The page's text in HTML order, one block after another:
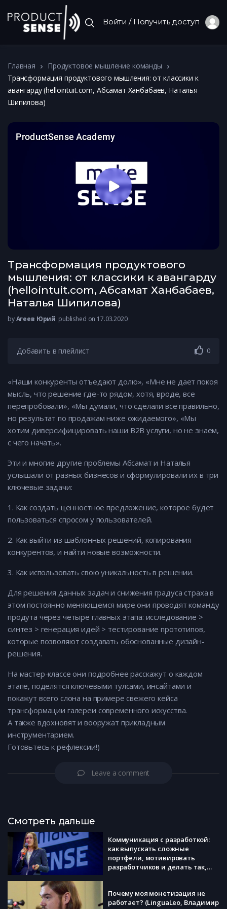
Войти / Получить доступ
Главная
Продуктовое мышление команды
Трансформация продуктового мышления: от классики к
авангарду (hellointuit.com, Абсамат Ханбабаев, Наталья
Шипилова)
Трансформация продуктового
мышления: от классики к авангарду
(hellointuit.com, Абсамат Ханбабаев,
Наталья Шипилова)
byАгеев Юрий published on 17.03.2020
Добавить в плейлист 0
«Наши конкуренты отъедают долю», «Мне не дает покоя
мысль, что решение где-то рядом, хотя, вроде, все
перепробовали», «Мы думали, что сделали все правильно,
но результат по продажам ниже ожидаемого», «Мы
хотим диверсифицировать наши B2B услуги, но не знаем,
с чего начать».
Эти и многие другие проблемы Абсамат и Наталья
услышали от разных бизнесов и сформулировали их в три
ключевые задачи:
1. Как создать ценностное предложение, которое будет
пользоваться спросом у пользователей.
2. Как выйти из шаблонных решений, копирования
конкурентов, и найти новые возможности.
3. Как использовать свою уникальность в решении.
Для решения данных задач и снижения градуса страха в
этом постоянно меняющемся мире они проводят команду
продута через четыре главных этапа: исследование >
синтез > генерация идей > тестирование прототипов,
которые позволяют создавать обоснованные дизайн-
решения.
На мастер-классе они подробнее расскажут о каждом
этапе, поделятся ключевыми тулсами, инсайтами и
покажут всего слона на примере свежего кейса
трансформации галереи современного искусства.
А также вдохновят и вооружат прикладным
инструментарием.
Готовьтесь к рефлексии!)
Leave a comment
Смотреть дальше
Коммуникация с разработкой:
как выпускать сложные
портфели, мотивировать
разработчиков и делать так,
Почему моя монетизация не
работает? (LinguaLeo, Владимир